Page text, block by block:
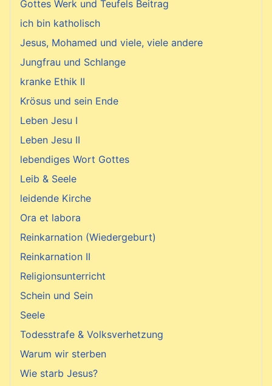
Gottes Werk und Teufels Beitrag
ich bin katholisch
Jesus, Mohamed und viele, viele andere
Jungfrau und Schlange
kranke Ethik II
Krösus und sein Ende
Leben Jesu I
Leben Jesu II
lebendiges Wort Gottes
Leib & Seele
leidende Kirche
Ora et labora
Reinkarnation (Wiedergeburt)
Reinkarnation II
Religionsunterricht
Schein und Sein
Seele
Todesstrafe & Volksverhetzung
Warum wir sterben
Wie starb Jesus?